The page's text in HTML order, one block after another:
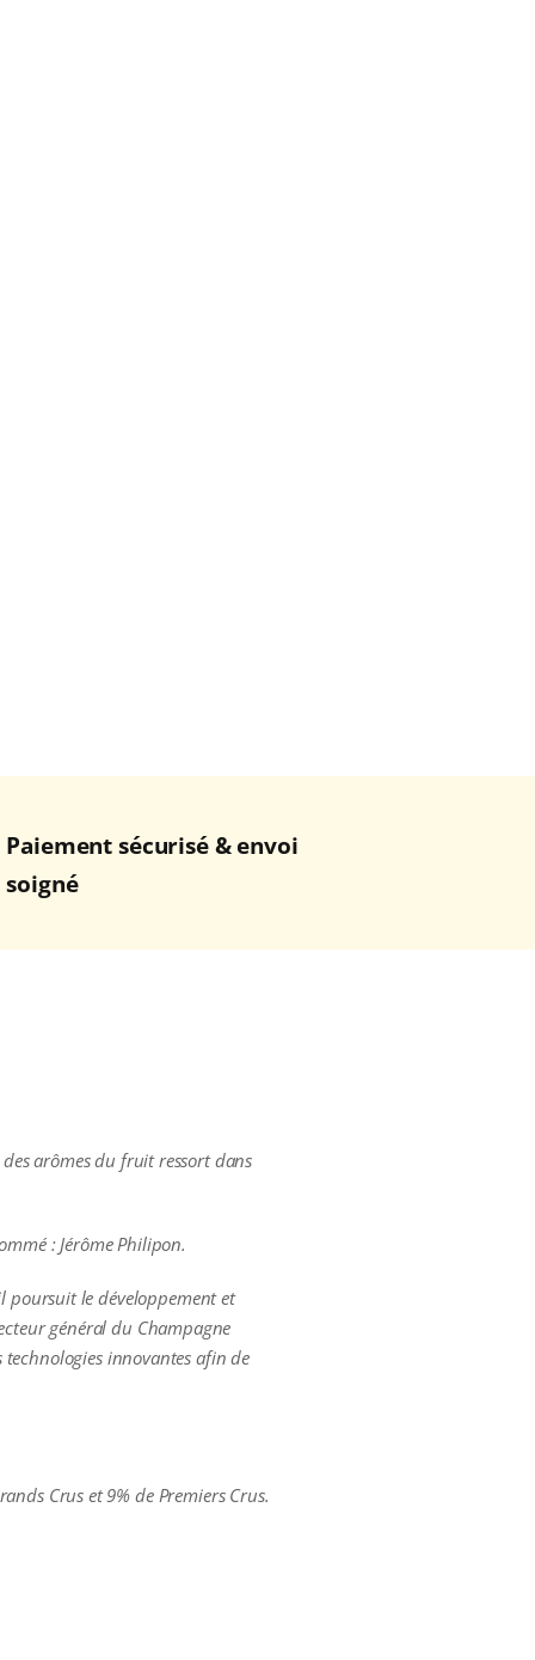
Paiement sécurisé & envoi
soigné
arômes du fruit ressort dans
: Jérôme Philipon.
poursuit le développement et
général du Champagne
innovantes afin de
Crus et 9% de Premiers Crus.